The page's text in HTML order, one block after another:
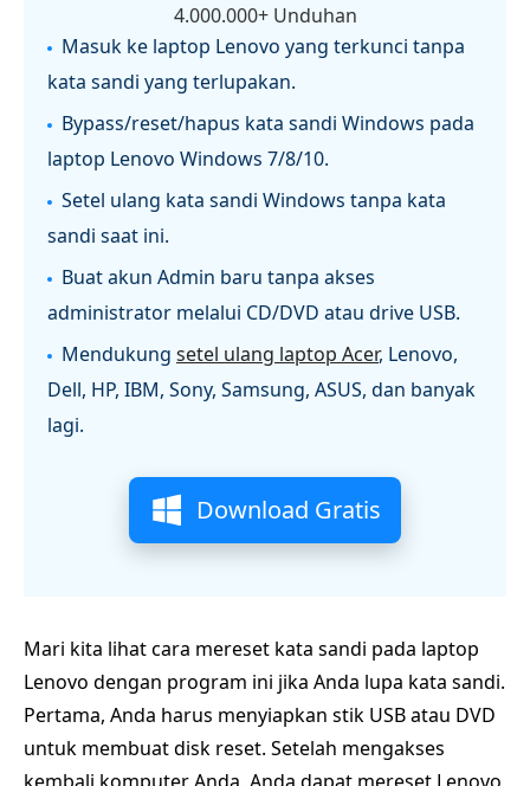
4.000.000+ Unduhan
Masuk ke laptop Lenovo yang terkunci tanpa
kata sandi yang terlupakan.
Bypass/reset/hapus kata sandi Windows pada
laptop Lenovo Windows 7/8/10.
Setel ulang kata sandi Windows tanpa kata
sandi saat ini.
Buat akun Admin baru tanpa akses
administrator melalui CD/DVD atau drive USB.
Mendukung setel ulang laptop Acer, Lenovo,
Dell, HP, IBM, Sony, Samsung, ASUS, dan banyak
lagi.
Download Gratis
Mari kita lihat cara mereset kata sandi pada laptop
Lenovo dengan program ini jika Anda lupa kata sandi.
Pertama, Anda harus menyiapkan stik USB atau DVD
untuk membuat disk reset. Setelah mengakses